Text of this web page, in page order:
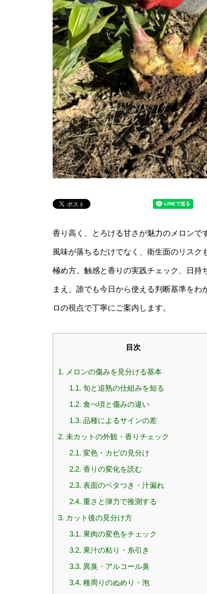
香り高く、とろける甘さが魅力のメロンで
風味が落ちるだけでなく、衛生面のリス
極め方、触感と香りの実践チェック、日持
まえ、誰でも今日から使える判断基準を
ロの視点で丁寧にご案内します。
目次
1. メロンの傷みを見分ける基本
1.1. 旬と追熟の仕組みを知る
1.2. 食べ頃と傷みの違い
1.3. 品種によるサインの差
2. 未カットの外観・香りチェック
2.1. 変色・カビの見分け
2.2. 香りの変化を読む
2.3. 表面のベタつき・汁漏れ
2.4. 重さと弾力で推測する
3. カット後の見分け方
3.1. 果肉の変色をチェック
3.2. 果汁の粘り・糸引き
3.3. 異臭・アルコール臭
3.4. 種周りのぬめり・泡